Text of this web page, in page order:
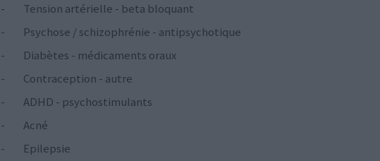
-
Tension artérielle - beta bloquant
-
Psychose / schizophrénie - antipsychotique
-
Diabètes - médicaments oraux
-
Contraception - autre
-
ADHD - psychostimulants
-
Acné
-
Epilepsie